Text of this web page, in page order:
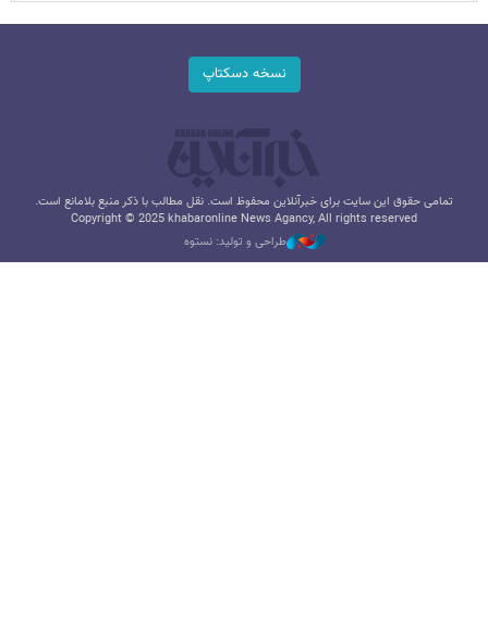
نسخه دسکتاپ
تمامی حقوق این سایت برای خبرآنلاین محفوظ است. نقل مطالب با ذکر منبع بلامانع است.
Copyright © 2025 khabaronline News Agancy, All rights reserved
طراحی و تولید: نستوه